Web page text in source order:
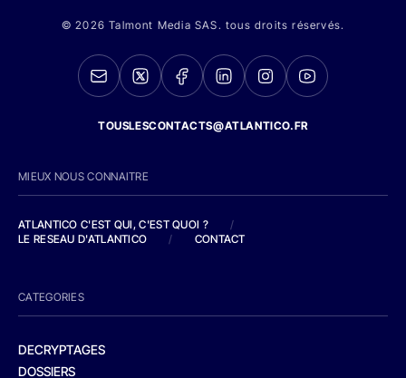
© 2026 Talmont Media SAS. tous droits réservés.
TOUSLESCONTACTS@ATLANTICO.FR
MIEUX NOUS CONNAITRE
ATLANTICO C'EST QUI, C'EST QUOI ?
/
LE RESEAU D'ATLANTICO
/ CONTACT
CATEGORIES
DECRYPTAGES
DOSSIERS